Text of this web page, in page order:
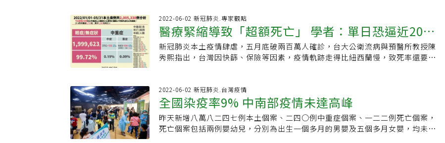
手臂高舉，姿勢奇怪，並大聲尖叫「我們都要死掉了！」男童送至急診時病情惡
化，意識改變，無法辨識自己身在何處，指著媽媽卻認不出來，體溫超過四十
度、眼睛上吊、心跳血壓下降，狀況危急；影像檢查顯示右腦腫脹、肺部無常。
入住加護病房後情況改善，預計本周出加護病房。指揮中心醫療應變組副組長羅
生，並不專屬於新冠病毒引起的腦炎。
病長期使用呼吸器，住院期間檢驗出新冠肺炎感染，之後出現血氧變差、肺炎惡
化等情況，併發多重器官衰竭而過世。中重症新增252例，包括中症143例、重症
109例。其中一名20多歲男性，未接種疫苗，有癌症轉移病史，因新冠肺炎併呼
吸窘迫，在加護病房治療中。羅一鈞表示，目前兒童重症累積34例，分別為17例
腦炎、8例肺炎、2例敗血症、3例哮吼、4例家中死亡，1例共病腦腫瘤；其中15
2022-06-02 新冠肺炎.專家觀點
醫療緊縮導致「超額死亡」 學者：單日恐逼近200
死
新冠肺炎本土疫情肆虐，五月底破兩百萬人確診，台大公衛流病與預醫所教授陳
秀熙指出，台灣因快篩、保險等因素，疫情軌跡走得比紐西蘭慢，致死率還要
示，五月最後一周重症死亡數陡升，從每天不到百人跳升到近一百五十人，致死
率仍在攀升中，受醫療緊縮導致的「超額死亡」影響最大。欲避免「直接與間
接」重症死亡，必須靠精準使用抗病毒口服藥、改善醫療量能緊縮。對此，指揮
官陳時中表示，確診人口比率較高的北部縣市，疫情可能開始往下降，而確診率
較低的中南部縣市，疫情應該還會往上，中南部地區醫學中心雖然少一些，但醫
2022-06-02 新冠肺炎.台灣疫情
全國染疫率9% 中南部疫情未達高峰
昨天新增八萬八二四七例本土個案、二四○例中重症個案、一二二例死亡個案，
死亡個案包括兩例嬰幼兒，分別為出生一個多月的男嬰及五個多月女嬰，均未就